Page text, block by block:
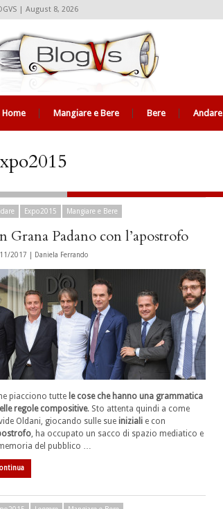
| August 8, 2026
Home Mangiare e Bere Bere Andare
Expo2015 Mangiare e Bere
Grana Padano con l’apostrofo
2017 | Daniela Ferrando
piacciono tutte le cose che hanno una grammatica
regole compositive. Sto attenta quindi a come
Oldani, giocando sulle sue iniziali e con
, ha occupato un sacco di spazio mediatico e
del pubblico …